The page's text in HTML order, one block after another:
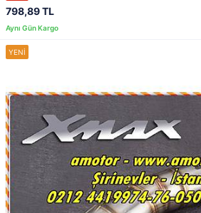
798,89 TL